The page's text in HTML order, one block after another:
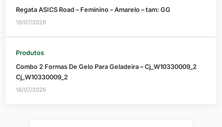
Regata ASICS Road – Feminino – Amarelo – tam: GG
19/07/2026
Produtos
Combo 2 Formas De Gelo Para Geladeira – Cj_W10330009_2
Cj_W10330009_2
18/07/2026